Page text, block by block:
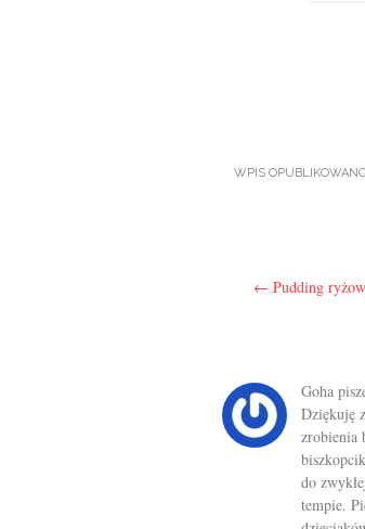
WPIS
Post
← Pudding
Goha
Dziękuję
zrobienia
do
tempie.